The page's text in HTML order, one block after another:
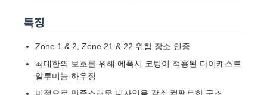
폭발 방지 케이블 간질
방폭 플러그와 소켓
특징
Zone 1 & 2, Zone 21 & 22 위험 장소 인증
최대한의 보호를 위해 에폭시 코팅이 적용된 다이캐스트
알루미늄 하우징